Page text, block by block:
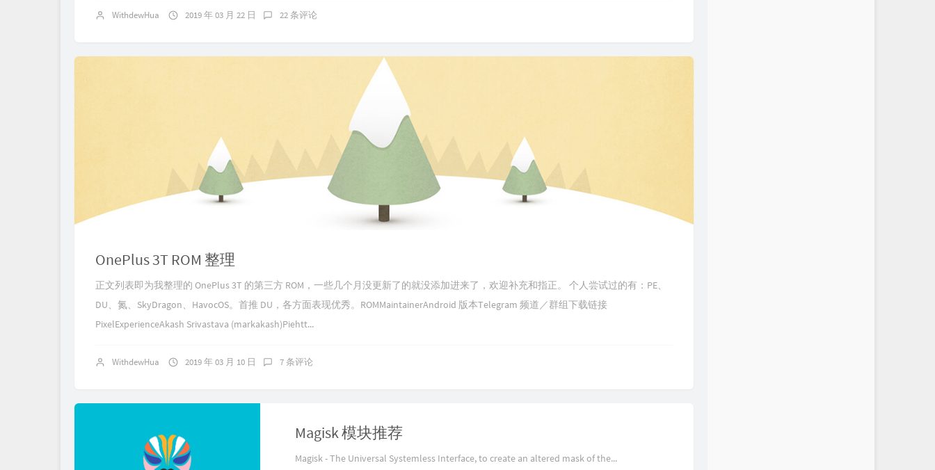
WithdewHua 2019 年 03 月 22 日 22 条评论
OnePlus 3T ROM 整理
正文列表即为我整理的 OnePlus 3T 的第三方 ROM，一些几个月没更新了的就没添加进来了，欢迎补充和指正。 个人尝试过的有：PE、
DU、氮、SkyDragon、HavocOS。首推 DU，各方面表现优秀。ROMMaintainerAndroid 版本Telegram 频道／群组下载链接
PixelExperienceAkash Srivastava (markakash)Piehtt...
WithdewHua 2019 年 03 月 10 日 7 条评论
Magisk 模块推荐
Magisk - The Universal Systemless Interface, to create an altered mask of the...